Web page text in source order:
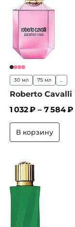
30 мл 75 мл ...
Roberto Cavalli
1 032₽ – 7 584₽
В корзину